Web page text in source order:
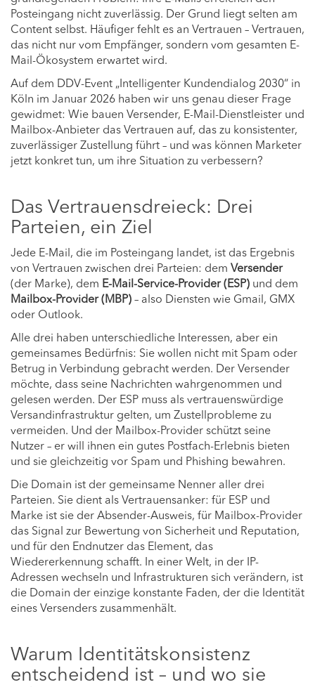
Posteingang nicht zuverlässig. Der Grund liegt selten am
Content selbst. Häufiger fehlt es an Vertrauen – Vertrauen,
das nicht nur vom Empfänger, sondern vom gesamten E-
Mail-Ökosystem erwartet wird.
Auf dem DDV-Event „Intelligenter Kundendialog 2030“ in
Köln im Januar 2026 haben wir uns genau dieser Frage
gewidmet: Wie bauen Versender, E-Mail-Dienstleister und
Mailbox-Anbieter das Vertrauen auf, das zu konsistenter,
zuverlässiger Zustellung führt – und was können Marketer
jetzt konkret tun, um ihre Situation zu verbessern?
Das Vertrauensdreieck: Drei
Parteien, ein Ziel
Jede E-Mail, die im Posteingang landet, ist das Ergebnis
von Vertrauen zwischen drei Parteien: dem Versender
(der Marke), dem E-Mail-Service-Provider (ESP) und dem
Mailbox-Provider (MBP) – also Diensten wie Gmail, GMX
oder Outlook.
Alle drei haben unterschiedliche Interessen, aber ein
gemeinsames Bedürfnis: Sie wollen nicht mit Spam oder
Betrug in Verbindung gebracht werden. Der Versender
möchte, dass seine Nachrichten wahrgenommen und
gelesen werden. Der ESP muss als vertrauenswürdige
Versandinfrastruktur gelten, um Zustellprobleme zu
vermeiden. Und der Mailbox-Provider schützt seine
Nutzer – er will ihnen ein gutes Postfach-Erlebnis bieten
und sie gleichzeitig vor Spam und Phishing bewahren.
Die Domain ist der gemeinsame Nenner aller drei
Parteien. Sie dient als Vertrauensanker: für ESP und
Marke ist sie der Absender-Ausweis, für Mailbox-Provider
das Signal zur Bewertung von Sicherheit und Reputation,
und für den Endnutzer das Element, das
Wiedererkennung schafft. In einer Welt, in der IP-
Adressen wechseln und Infrastrukturen sich verändern, ist
die Domain der einzige konstante Faden, der die Identität
eines Versenders zusammenhält.
Warum Identitätskonsistenz
entscheidend ist – und wo sie